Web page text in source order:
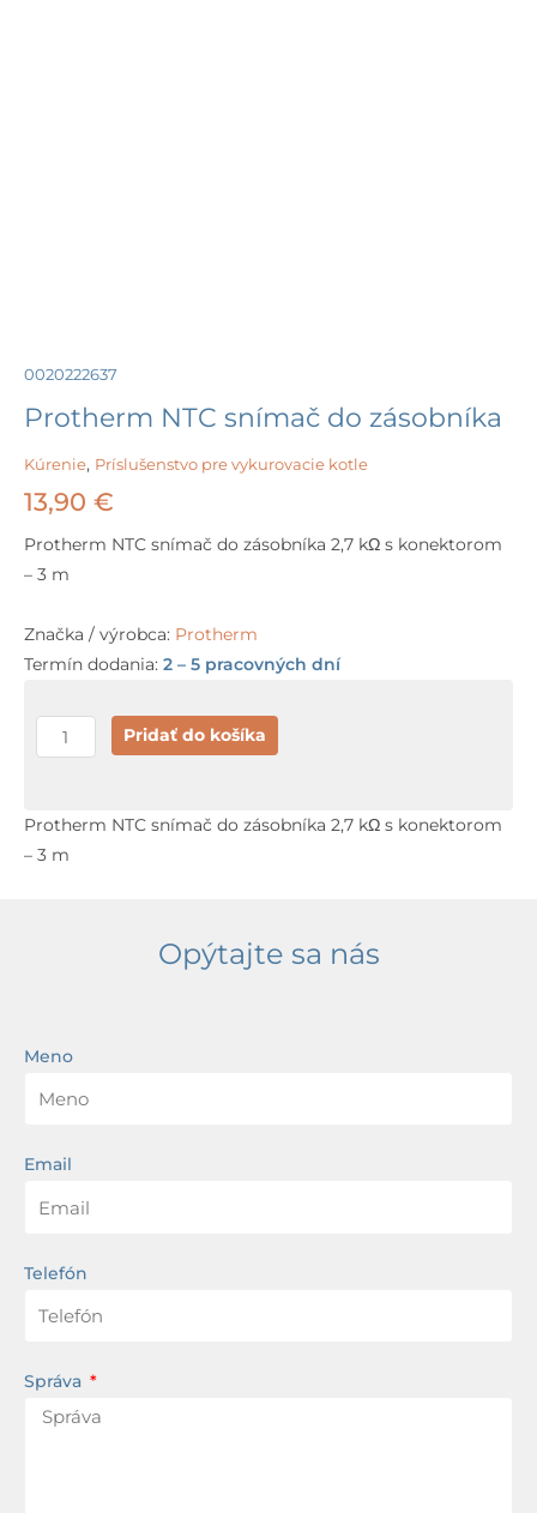
0020222637
Protherm NTC snímač do zásobníka
Kúrenie, Príslušenstvo pre vykurovacie kotle
13,90 €
Protherm NTC snímač do zásobníka 2,7 kΩ s konektorom
– 3 m
Značka / výrobca: Protherm
Termín dodania: 2 – 5 pracovných dní
množstvo
Protherm
snímač
do
Pridať do košíka
Protherm NTC snímač do zásobníka 2,7 kΩ s konektorom
– 3 m
Opýtajte sa nás
Meno
Email
Telefón
Správa